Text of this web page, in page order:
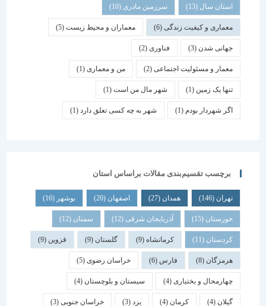
استان سال(13) سرزمین مادری(10)
معماری و کیفیت زندگی(6) معماران و محیط زیست(5)
جهانی شدن(3) فناوری (2)
معمار و مسئولیت اجتماعی (2) من و معماری (1)
تنها یک زمین(1) شهر مال من است(1)
اگر شهردار بودم (1) شهر به چه کسی تعلق دارد(1)
برچسب تقسیم‌بندی مقالات براساس استان
همدان اصفهان (20) بوشهر
خوزستان(15) آذربایجان شرقی(12) سمنان (12)
کردستان(11) کرمانشاه(9) گلستان (9) قزوین
هرمزگان(8) فارس خراسان رضوی(5)
چهارمحال و بختیاری (4) سیستان و بلوچستان(4)
کرمان یزد خراسان جنوبی(3)